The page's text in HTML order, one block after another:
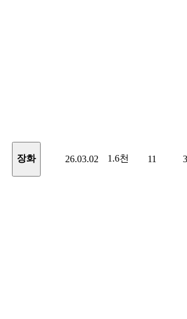
장화 26.03.02 1.6천 11 3